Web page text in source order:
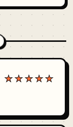
survival
brand-
★★★★★